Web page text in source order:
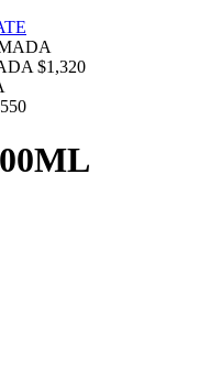
$1,320
550